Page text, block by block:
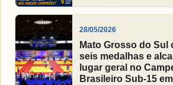
28/05/2026
Mato Grosso do Sul
seis medalhas e
lugar geral no
Brasileiro Sub-15